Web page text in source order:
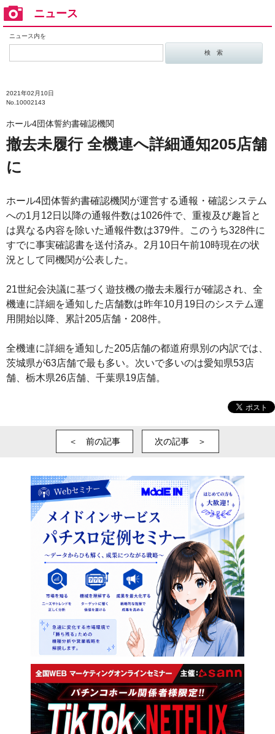
ニュース
ニュース内を
2021年02月10日
No.10002143
ホール4団体誓約書確認機関
撤去未履行 全機連へ詳細通知205店舗
に
ホール4団体誓約書確認機関が運営する通報・確認システム
への1月12日以降の通報件数は1026件で、重複及び趣旨と
は異なる内容を除いた通報件数は379件。このうち328件に
すでに事実確認書を送付済み。2月10日午前10時現在の状
況として同機関が公表した。
21世紀会決議に基づく遊技機の撤去未履行が確認され、全
機連に詳細を通知した店舗数は昨年10月19日のシステム運
用開始以降、累計205店舗・208件。
全機連に詳細を通知した205店舗の都道府県別の内訳では、
茨城県が63店舗で最も多い。次いで多いのは愛知県53店
舗、栃木県26店舗、千葉県19店舗。
＜ 前の記事 次の記事 ＞